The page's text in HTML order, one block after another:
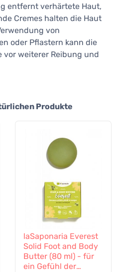
entfernt verhärtete Haut,
Cremes halten die Haut
von
oder Pflastern kann die
vor weiterer Reibung und
Produkte
laSaponaria Everest
Solid Foot and Body
Butter (80 ml) - für
ein Gefühl der